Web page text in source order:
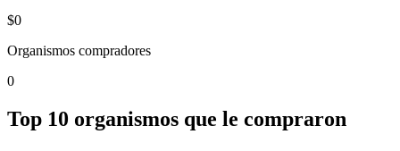
$0
Organismos compradores
0
Top 10 organismos que le compraron